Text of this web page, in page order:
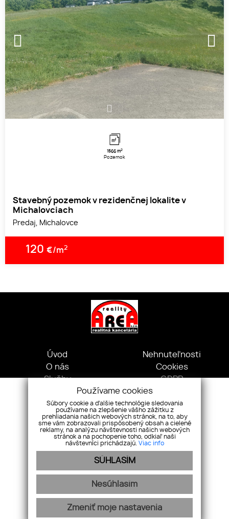
1 2
1566 m2
Pozemok
Stavebný pozemok v rezidenčnej lokalite v
Michalovciach
Predaj, Michalovce
120 €/m2
Úvod
O nás
Služby
Nehnuteľnosti
Cookies
GDPR
Kpt. Nálepku, 1072/20 Michalovce 071 01, Slovensko
+421 919 078 018
areareality.asistentka@gmail.com
Pridajte si nás
webex.digital- REALVIA.sk
Používame cookies
Súbory cookie a ďalšie technológie sledovania
používame na zlepšenie vášho zážitku z
prehliadania našich webových stránok, na to, aby
sme vám zobrazovali prispôsobený obsah a cielené
reklamy, na analýzu návštevnosti našich webových
stránok a na pochopenie toho, odkiaľ naši
návštevníci prichádzajú. Viac info
SÚHLASÍM
Nesúhlasím
Zmeniť moje nastavenia